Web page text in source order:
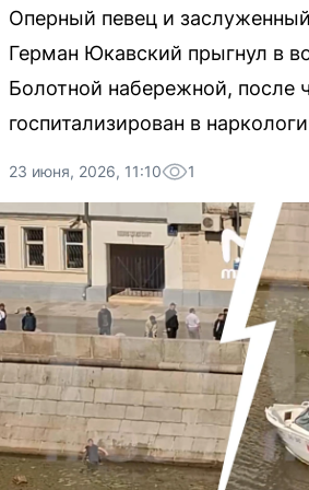
Оперный певец и
Герман Юкавский прыгнул в
Болотной набережной, после
госпитализирован в
23 июня, 2026, 11:10 1